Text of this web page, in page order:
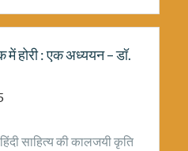
में होरी : एक अध्ययन – डॉ.
साहित्य की कालजयी कृति